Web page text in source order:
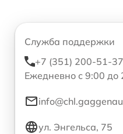
Служба поддержки
+7 (351) 200-51-37
Ежедневно с 9:00 до
ул. Энгельса, 75